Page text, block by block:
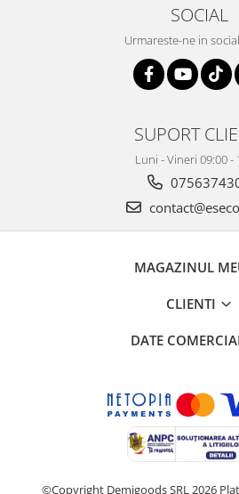
SOCIAL
Urmareste-ne in
SUPORT
Luni - Vineri 09:00 -
MAGAZINUL
CLIENTI
DATE
©Copyright Demigoods SRL 2026